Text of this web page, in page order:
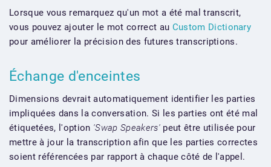
Lorsque vous remarquez qu'un mot a été mal transcrit,
vous pouvez ajouter le mot correct au Custom Dictionary
pour améliorer la précision des futures transcriptions.
Échange d'enceintes
Dimensions devrait automatiquement identifier les parties
impliquées dans la conversation. Si les parties ont été mal
étiquetées, l'option 'Swap Speakers'peut être utilisée pour
mettre à jour la transcription afin que les parties correctes
soient référencées par rapport à chaque côté de l'appel.